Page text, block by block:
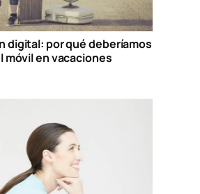
digital: por qué deberíamos
móvil en vacaciones